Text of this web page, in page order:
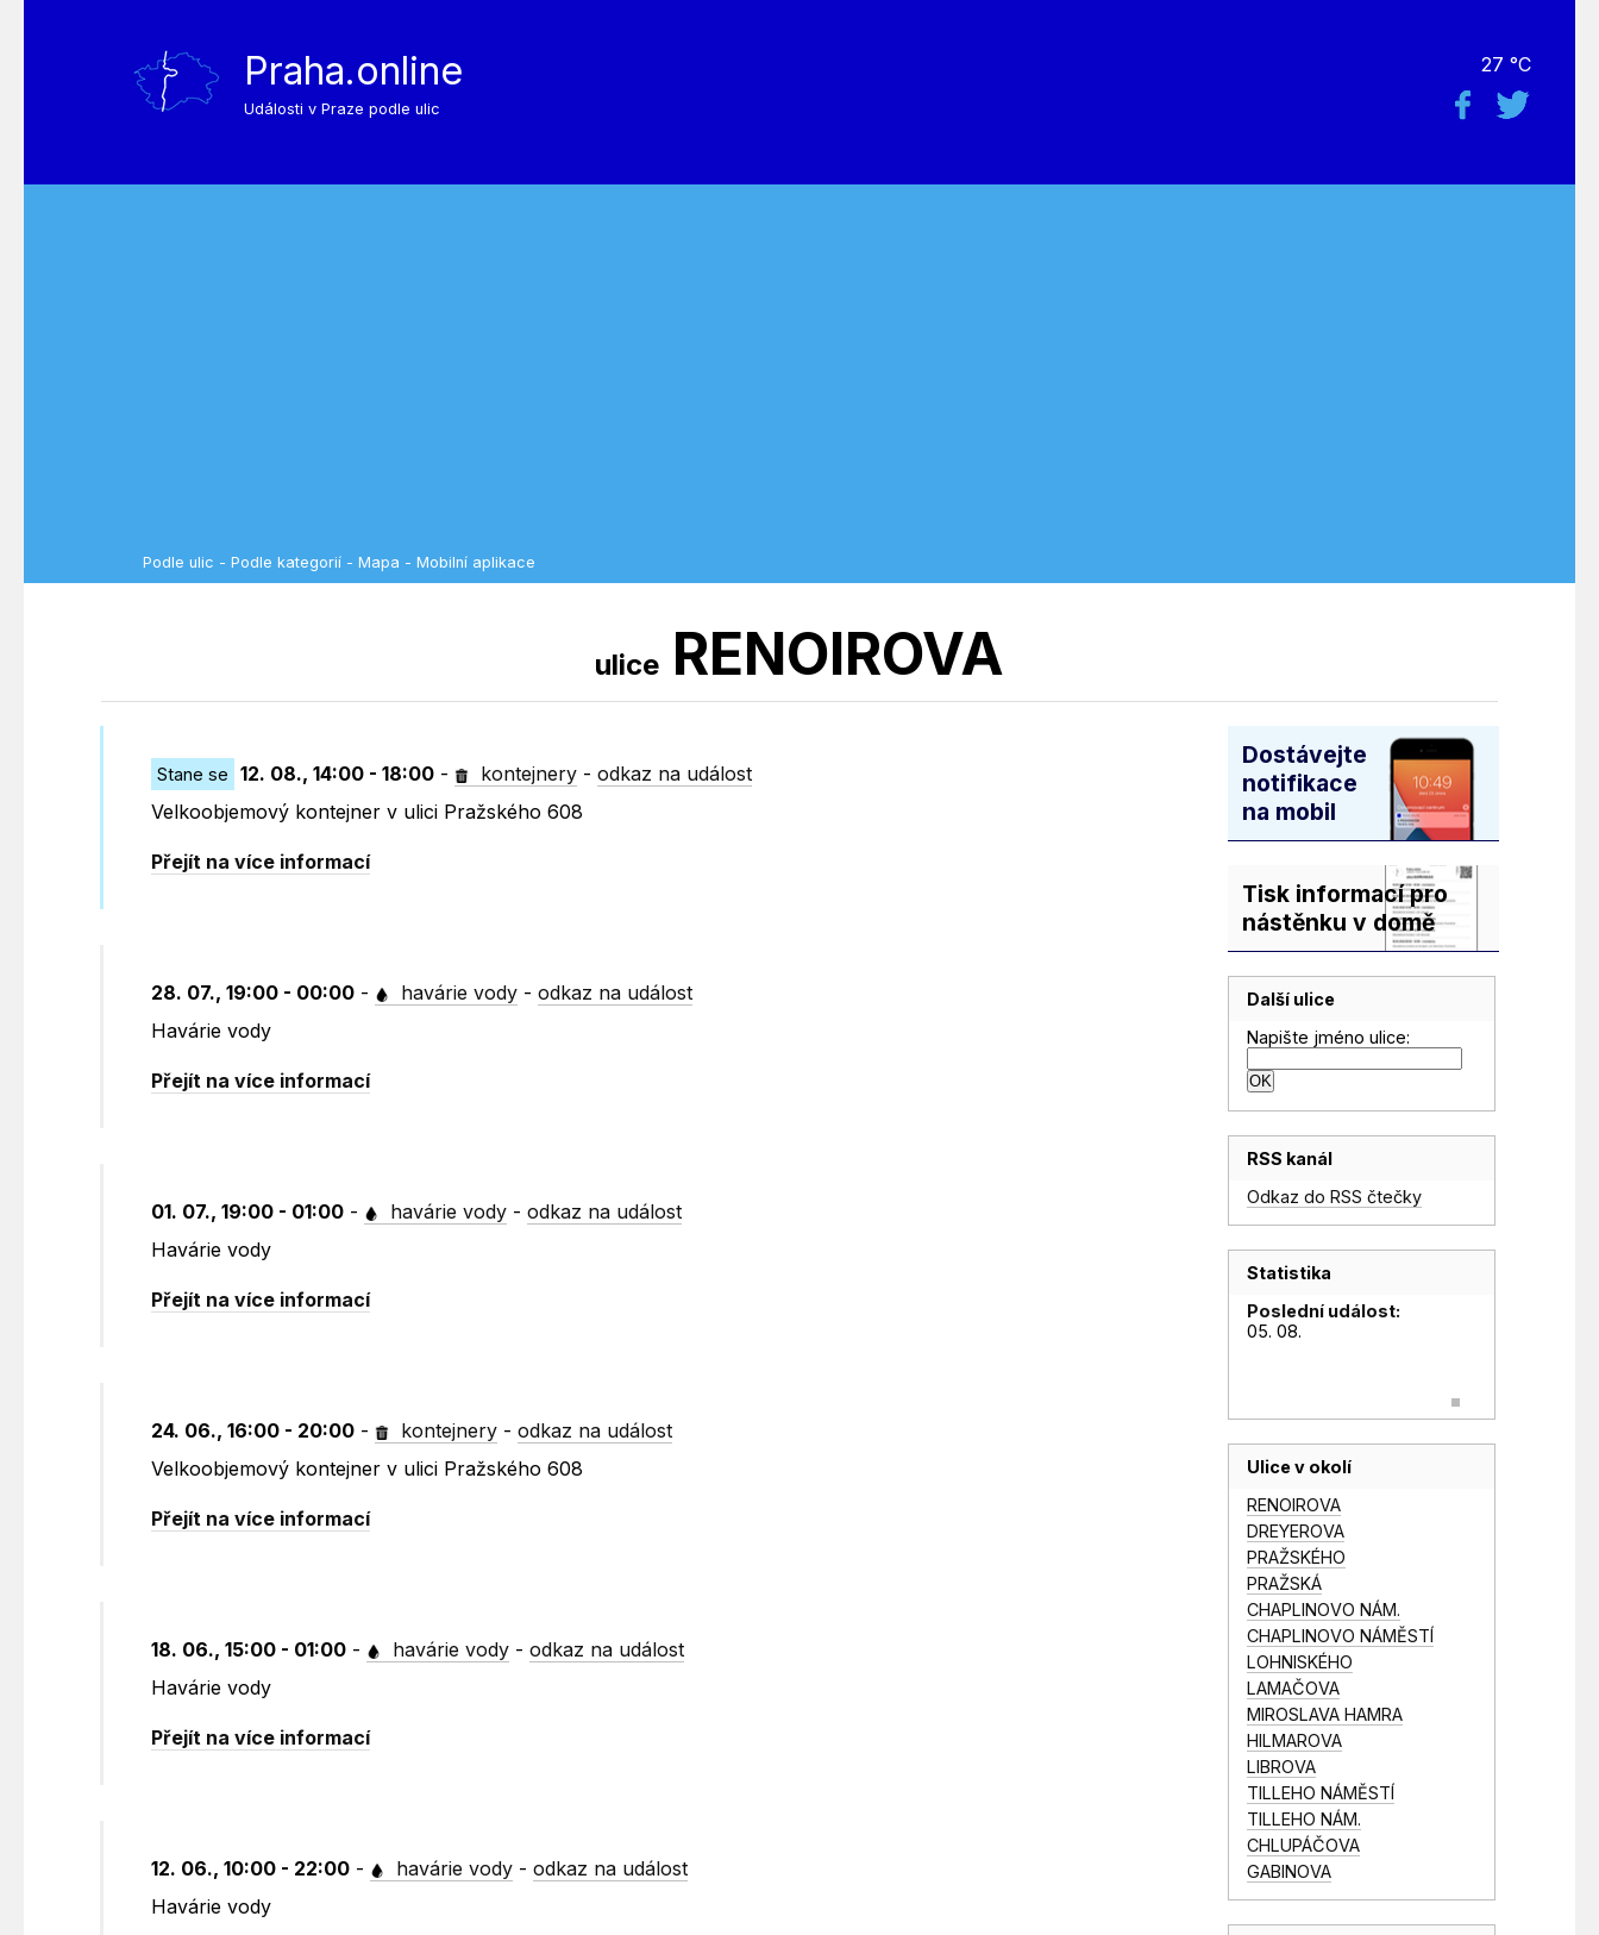
Praha.online
Události v Praze podle ulic
27 °C
Podle ulic - Podle kategorií - Mapa - Mobilní aplikace
ulice RENOIROVA
Stane se 12. 08., 14:00 - 18:00 - kontejnery -odkaz na událost
Velkoobjemový kontejner v ulici Pražského 608
Přejít na více informací
28. 07., 19:00 - 00:00 - havárie vody -odkaz na událost
Havárie vody
Přejít na více informací
01. 07., 19:00 - 01:00 - havárie vody -odkaz na událost
Havárie vody
Přejít na více informací
24. 06., 16:00 - 20:00 - kontejnery -odkaz na událost
Velkoobjemový kontejner v ulici Pražského 608
Přejít na více informací
18. 06., 15:00 - 01:00 - havárie vody -odkaz na událost
Havárie vody
Přejít na více informací
12. 06., 10:00 - 22:00 - havárie vody -odkaz na událost
Havárie vody
Dostávejte
notifikace
na mobil
Tisk informací pro
nástěnku v domě
Další ulice
Napište jméno ulice:
RSS kanál
Odkaz do RSS čtečky
Statistika
Poslední událost:
05. 08.
Ulice v okolí
RENOIROVA
DREYEROVA
PRAŽSKÉHO
PRAŽSKÁ
CHAPLINOVO NÁM.
CHAPLINOVO NÁMĚSTÍ
LOHNISKÉHO
LAMAČOVA
MIROSLAVA HAMRA
HILMAROVA
LIBROVA
TILLEHO NÁMĚSTÍ
TILLEHO NÁM.
CHLUPÁČOVA
GABINOVA